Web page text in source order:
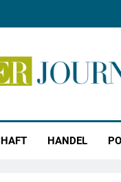
HANDEL